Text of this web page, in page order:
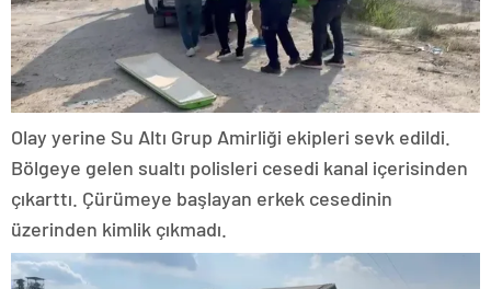
Olay yerine Su Altı Grup Amirliği ekipleri sevk edildi.
Bölgeye gelen sualtı polisleri cesedi kanal içerisinden
çıkarttı. Çürümeye başlayan erkek cesedinin
üzerinden kimlik çıkmadı.